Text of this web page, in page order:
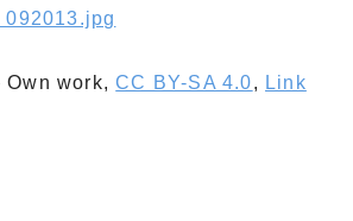
Own work,CC BY-SA 4.0, Link